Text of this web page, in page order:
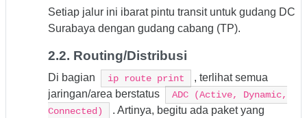
Setiap jalur ini ibarat pintu transit untuk gudang DC
Surabaya dengan gudang cabang (TP).
2.2. Routing/Distribusi
Di bagian ip route print
, terlihat semua
jaringan/area berstatus
ADC (Active, Dynamic,
Connected)
. Artinya, begitu ada paket yang